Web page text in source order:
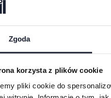
Zgoda
korzysta z plików cookie
pliki cookie do
w Maranello w północnych
jest dziś, co nie jest
Ferrari F430